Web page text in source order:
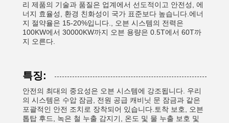
리 제품의 기술과 품질은 업계에서 선도적이고 안전성, 에
너지 효율성, 환경 친화성이 국가 표준보다 높습니다.에너
지 절약율은 15-20%입니다., 오븐 시스템의 전력은
100KW에서 30000KW까지 오븐 용량은 0.5T에서 60T까
지 오른다.
특징:
안전의 최대의 중요성은 오븐 시스템에 강조됩니다. 우리
의 시스템은 수압 잠금, 전원 공급 캐비닛 문 잠금과 같은
포괄적인 안전 조치로 장착되어 있습니다.토착 보호, 오븐
톱탑 후드, 녹은 철 누출 감지기, 온도 및 물 누출 보호 및